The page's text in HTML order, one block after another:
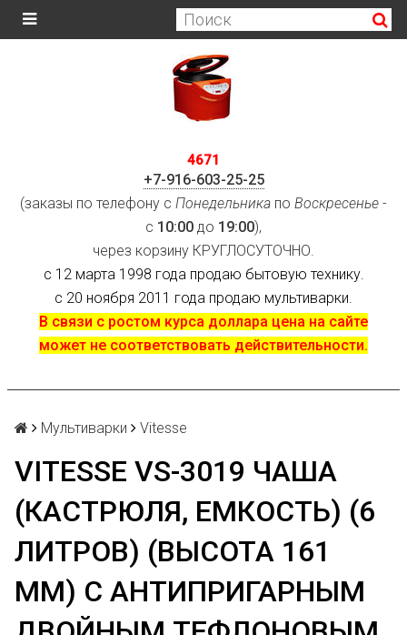
4671
+7-916-603-25-25
(заказы по телефону с Понедельника по Воскресенье -
с 10:00 до 19:00),
через корзину КРУГЛОСУТОЧНО.
с 12 марта 1998 года продаю бытовую технику.
с 20 ноября 2011 года продаю мультиварки.
В связи с ростом курса доллара цена на сайте
может не соответствовать действительности.
Мультиварки Vitesse
VITESSE VS-3019 ЧАША
(КАСТРЮЛЯ, ЕМКОСТЬ) (6
ЛИТРОВ) (ВЫСОТА 161
ММ) С АНТИПРИГАРНЫМ